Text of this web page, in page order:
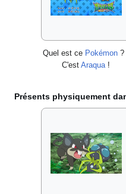
Quel est ce Pokémon ?
C'est Araqua !
Présents physiquement